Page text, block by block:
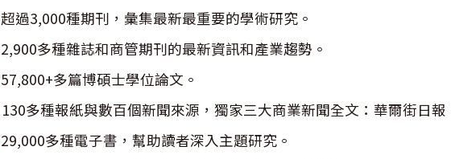
超過3,000種期刊，彙集最新最重要的學術研究。
2,900多種雜誌和商管期刊的最新資訊和產業趨勢。
57,800+多篇博碩士學位論文。
130多種報紙與數百個新聞來源，獨家三大商業新聞全文：華爾街日報
29,000多種電子書，幫助讀者深入主題研究。